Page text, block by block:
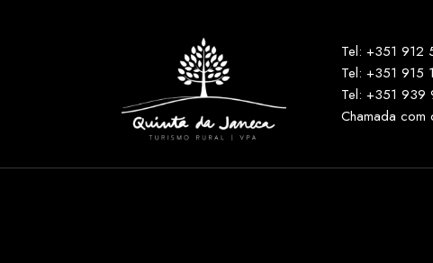
Tel: +351 912
Tel: +351 915
Tel: +351 939
Chamada com